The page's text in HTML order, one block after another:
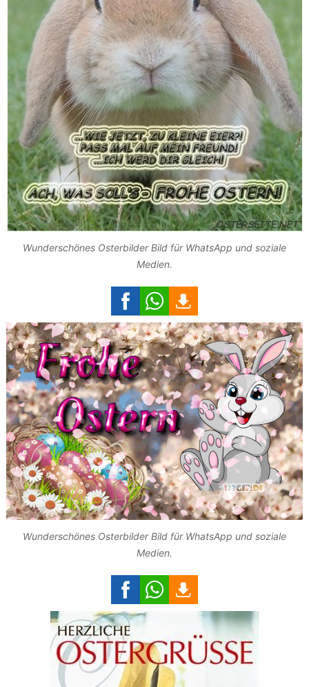
Wunderschönes Osterbilder Bild für WhatsApp und soziale
Medien.
Wunderschönes Osterbilder Bild für WhatsApp und soziale
Medien.